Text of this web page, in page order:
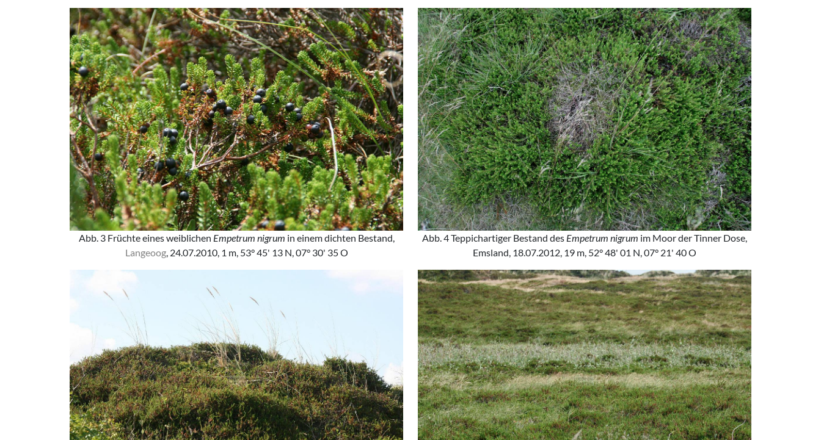
Abb. 3 Früchte eines weiblichen Empetrum nigrum in einem dichten Bestand,
Langeoog, 24.07.2010, 1 m, 53° 45' 13 N, 07° 30' 35 O
Abb. 4 Teppichartiger Bestand des Empetrum nigrum im Moor der Tinner Dose,
Emsland, 18.07.2012, 19 m, 52° 48' 01 N, 07° 21' 40 O